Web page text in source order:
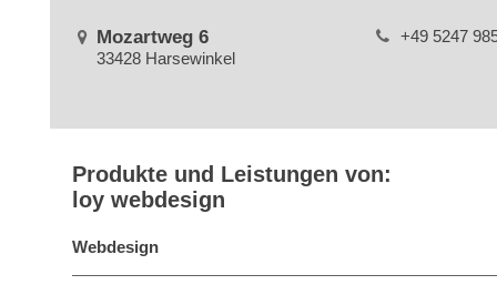
Mozartweg 6
33428 Harsewinkel
+49 5247
Produkte und Leistungen von:
loy webdesign
Webdesign